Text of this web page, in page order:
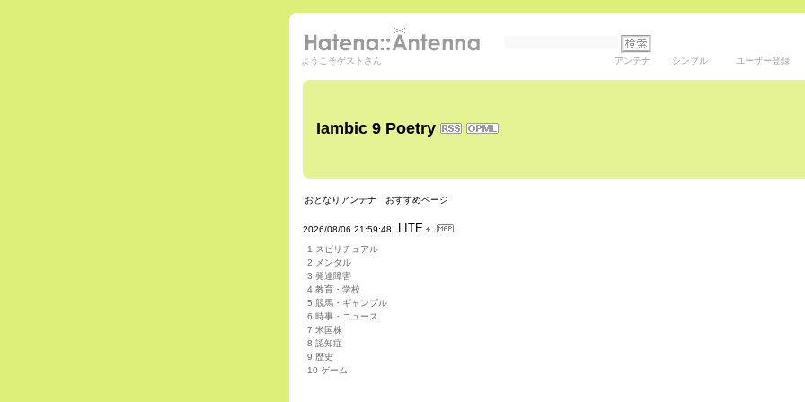
ようこそゲストさん アンテナ シンプル ユーザー登録
Iambic 9 Poetry
おとなりアンテナ おすすめページ
2026/08/06 21:59:48 LITE
1 スピリチュアル
2 メンタル
3 発達障害
4 教育・学校
5 競馬・ギャンブル
6 時事・ニュース
7 米国株
8 認知症
9 歴史
10 ゲーム